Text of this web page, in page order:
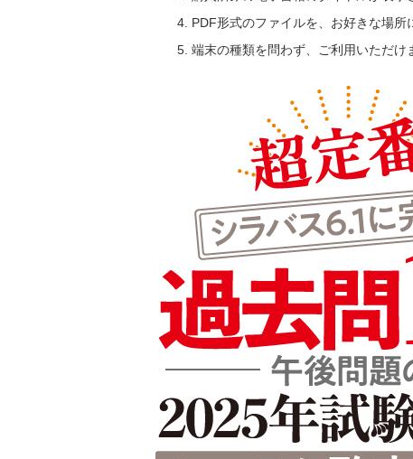
PDF形式のファイルを、お好きな場所
端末の種類を問わず、ご利用いただけ